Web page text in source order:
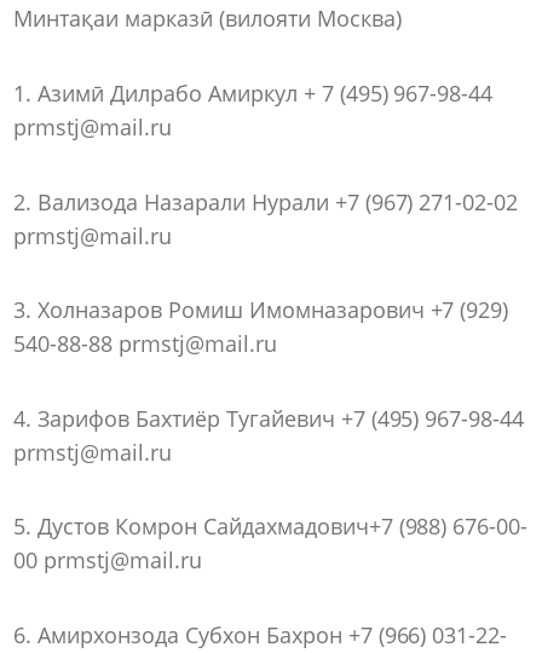
Минтақаи марказӣ (вилояти Москва)
1. Азимӣ Дилрабо Амиркул + 7 (495) 967-98-44
prmstj@mail.ru
2. Вализода Назарали Нурали +7 (967) 271-02-02
prmstj@mail.ru
3. Холназаров Ромиш Имомназарович +7 (929)
540-88-88 prmstj@mail.ru
4. Зарифов Бахтиёр Тугайевич +7 (495) 967-98-44
prmstj@mail.ru
5. Дустов Комрон Сайдахмадович+7 (988) 676-00-
00 prmstj@mail.ru
6. Амирхонзода Субхон Бахрон +7 (966) 031-22-